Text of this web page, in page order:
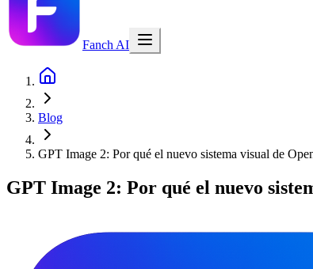
Fanch AI
Blog
GPT Image 2: Por qué el nuevo sistema visual de
GPT Image 2: Por qué el nuevo